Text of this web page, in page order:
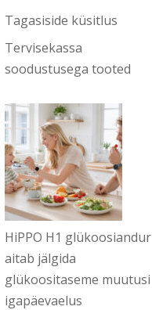
Tagasiside küsitlus
Tervisekassa
soodustusega tooted
HiPPO H1 glükoosiandur
aitab jälgida
glükoositaseme muutusi
igapäevaelus